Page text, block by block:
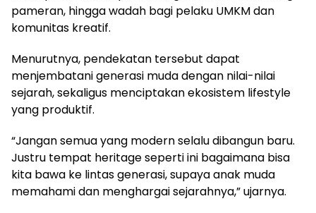
pameran, hingga wadah bagi pelaku UMKM dan
komunitas kreatif.
Menurutnya, pendekatan tersebut dapat
menjembatani generasi muda dengan nilai-nilai
sejarah, sekaligus menciptakan ekosistem lifestyle
yang produktif.
“Jangan semua yang modern selalu dibangun baru.
Justru tempat heritage seperti ini bagaimana bisa
kita bawa ke lintas generasi, supaya anak muda
memahami dan menghargai sejarahnya,” ujarnya.